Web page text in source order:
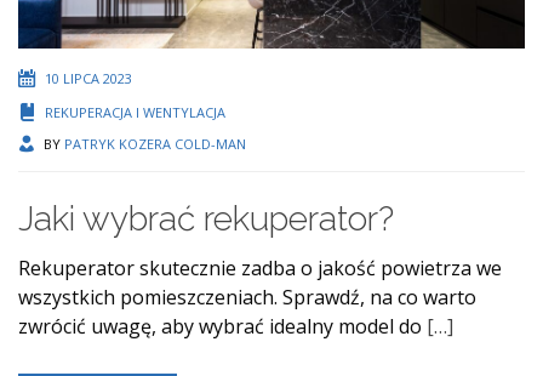
10 LIPCA 2023
REKUPERACJA I WENTYLACJA
BY PATRYK KOZERA COLD-MAN
Jaki wybrać rekuperator?
Rekuperator skutecznie zadba o jakość powietrza we
wszystkich pomieszczeniach. Sprawdź, na co warto
zwrócić uwagę, aby wybrać idealny model do […]